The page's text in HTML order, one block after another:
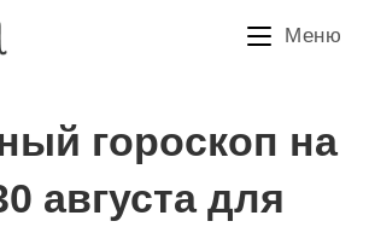
Меню
гороскоп на
августа для